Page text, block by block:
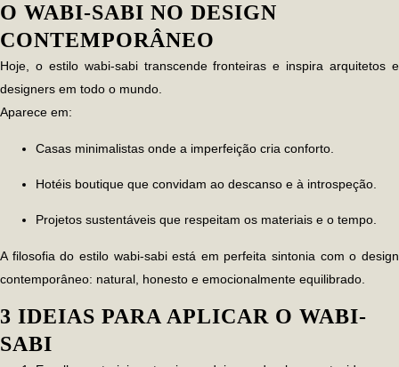
O WABI-SABI NO DESIGN
CONTEMPORÂNEO
Hoje, o estilo wabi-sabitranscende fronteiras e inspira arquitetos e
designers em todo o mundo.
Aparece em:
Casas minimalistas onde a imperfeição cria conforto.
Hotéis boutique que convidam ao descanso e à introspeção.
Projetos sustentáveis que respeitam os materiais e o tempo.
A filosofia do estilo wabi-sabiestá em perfeita sintonia com o design
contemporâneo: natural, honesto e emocionalmente equilibrado.
3 IDEIAS PARA APLICAR O WABI-
SABI